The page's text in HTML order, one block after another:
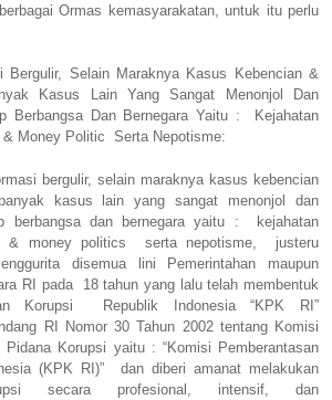
Ormas kemasyarakatan, untuk itu perlu
Bergulir, Selain Maraknya Kasus Kebencian &
Kasus Lain Yang Sangat Menonjol Dan
Berbangsa Dan Bernegara Yaitu : Kejahatan
Money Politic Serta Nepotisme:
bergulir, selain maraknya kasus kebencian
kasus lain yang sangat menonjol dan
berbangsa dan bernegara yaitu : kejahatan
& money politics serta nepotisme, justeru
disemua lini Pemerintahan maupun
RI pada 18 tahun yang lalu telah membentuk
Korupsi Republik Indonesia “KPK RI”
RI Nomor 30 Tahun 2002 tentang Komisi
Pidana Korupsi yaitu : “Komisi Pemberantasan
(KPK RI)” dan diberi amanat melakukan
secara profesional, intensif, dan